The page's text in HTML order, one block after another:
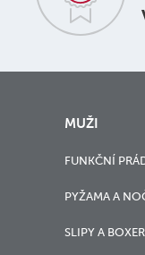
MUŽI
FUNKČNÍ
PYŽAMA A
SLIPY A